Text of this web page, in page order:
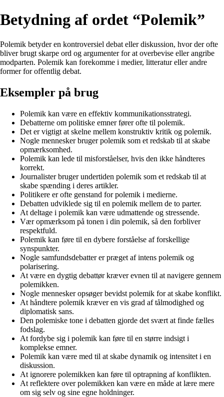
Betydning af ordet “Polemik”
Polemik betyder en kontroversiel debat eller diskussion, hvor der ofte
bliver brugt skarpe ord og argumenter for at overbevise eller angribe
modparten. Polemik kan forekomme i medier, litteratur eller andre
former for offentlig debat.
Eksempler på brug
Polemik kan være en effektiv kommunikationsstrategi.
Debatterne om politiske emner fører ofte til polemik.
Det er vigtigt at skelne mellem konstruktiv kritik og polemik.
Nogle mennesker bruger polemik som et redskab til at skabe
opmærksomhed.
Polemik kan lede til misforståelser, hvis den ikke håndteres
korrekt.
Journalister bruger undertiden polemik som et redskab til at
skabe spænding i deres artikler.
Politikere er ofte genstand for polemik i medierne.
Debatten udviklede sig til en polemik mellem de to parter.
At deltage i polemik kan være udmattende og stressende.
Vær opmærksom på tonen i din polemik, så den forbliver
respektfuld.
Polemik kan føre til en dybere forståelse af forskellige
synspunkter.
Nogle samfundsdebatter er præget af intens polemik og
polarisering.
At være en dygtig debattør kræver evnen til at navigere gennem
polemikken.
Nogle mennesker opsøger bevidst polemik for at skabe konflikt.
At håndtere polemik kræver en vis grad af tålmodighed og
diplomatisk sans.
Den polemiske tone i debatten gjorde det svært at finde fælles
fodslag.
At fordybe sig i polemik kan føre til en større indsigt i
komplekse emner.
Polemik kan være med til at skabe dynamik og intensitet i en
diskussion.
At ignorere polemikken kan føre til optrapning af konflikten.
At reflektere over polemikken kan være en måde at lære mere
om sig selv og sine egne holdninger.